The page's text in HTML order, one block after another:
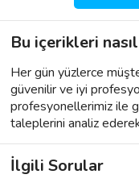
Bu içerikleri
Her gün yüzlerce
güvenilir ve iyi
profesyonellerimiz ile
taleplerini analiz
İlgili Sorular